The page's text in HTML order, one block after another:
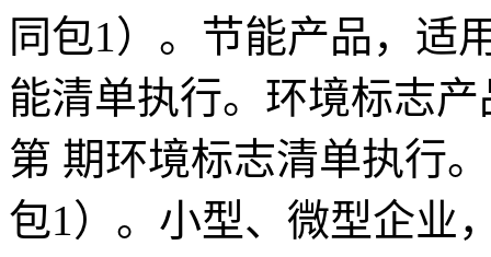
同包1）。节能产品，适
能清单执行。环境标志
第 期环境标志清单执行
包1）。小型、微型企业